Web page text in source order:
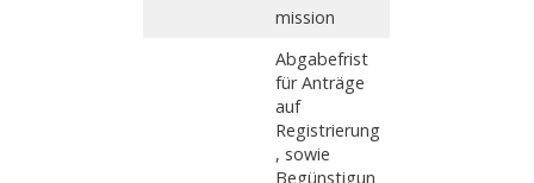
mission
Abgabefrist
für Anträge
auf
Registrierung
, sowie
Begünstigun